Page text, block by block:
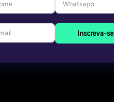
Inscreva-se